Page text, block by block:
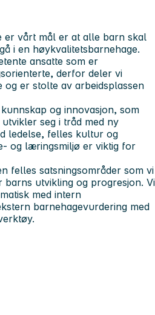
er vårt mål er at alle barn skal
i en høykvalitetsbarnehage.
ansatte som er
derfor deler vi
og er stolte av arbeidsplassen
og innovasjon, som
seg i tråd med ny
ledelse, felles kultur og
og læringsmiljø er viktig for
felles satsningsområder som vi
utvikling og progresjon. Vi
med intern
barnehagevurdering med